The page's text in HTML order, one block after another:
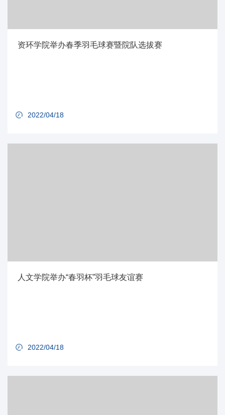
资环学院举办春季羽毛球赛暨院队选拔赛
2022/04/18
人文学院举办“春羽杯”羽毛球友谊赛
2022/04/18